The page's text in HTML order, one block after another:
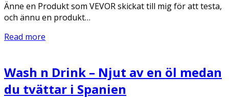
Änne en Produkt som VEVOR skickat till mig för att testa,
och ännu en produkt…
Read more
Wash n Drink – Njut av en öl medan
du tvättar i Spanien